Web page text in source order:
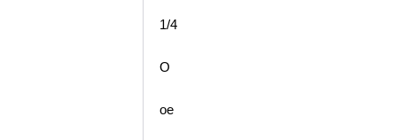
1/4
O
oe